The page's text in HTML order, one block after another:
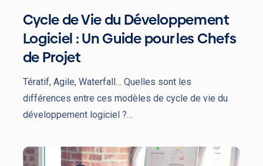
les
Chefs
de
Projet
Cycle de Vie du Développement
Logiciel : Un Guide pour les Chefs
de Projet
Tératif, Agile, Waterfall… Quelles sont les
différences entre ces modèles de cycle de vie du
développement logiciel ?…
Gestion